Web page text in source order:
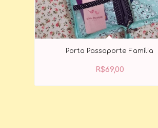
Porta Passaporte Família
R$69,00